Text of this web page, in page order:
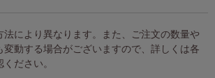
法により異なります。また、ご注文の数量や
変動する場合がございますので、詳しくは各
ださい。